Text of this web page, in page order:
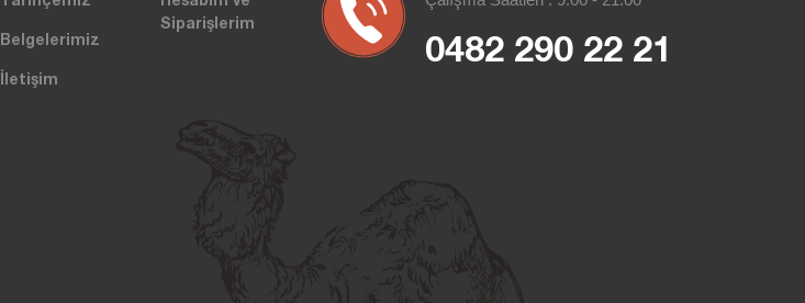
Belgelerimiz
İletişim
Siparişlerim
0482 290 22 21